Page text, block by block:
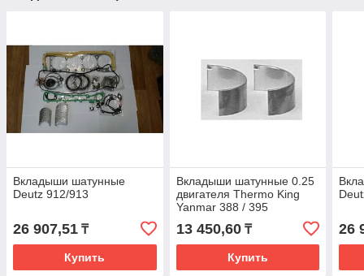
Вкладыши шатунные
Deutz 912/913
26 907,51 ₸
Купить
Вкладыши шатунные 0.25
двигателя Thermo King
Yanmar 388 / 395
13 450,60₸
Купить
26